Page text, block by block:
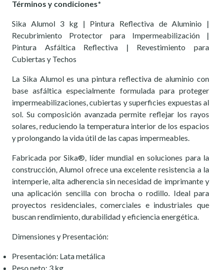
Términos y condiciones*
Sika Alumol 3 kg | Pintura Reflectiva de Aluminio |
Recubrimiento Protector para Impermeabilización |
Pintura Asfáltica Reflectiva | Revestimiento para
Cubiertas y Techos
La Sika Alumol es una pintura reflectiva de aluminio con
base asfáltica especialmente formulada para proteger
impermeabilizaciones, cubiertas y superficies expuestas al
sol. Su composición avanzada permite reflejar los rayos
solares, reduciendo la temperatura interior de los espacios
y prolongando la vida útil de las capas impermeables.
Fabricada por Sika®, líder mundial en soluciones para la
construcción, Alumol ofrece una excelente resistencia a la
intemperie, alta adherencia sin necesidad de imprimante y
una aplicación sencilla con brocha o rodillo. Ideal para
proyectos residenciales, comerciales e industriales que
buscan rendimiento, durabilidad y eficiencia energética.
Dimensiones y Presentación:
Presentación: Lata metálica
Peso neto: 3 kg